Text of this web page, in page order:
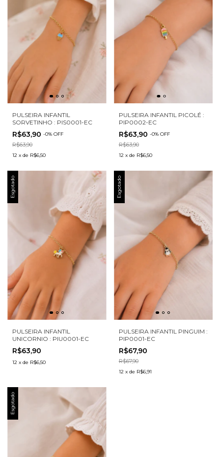
PULSEIRA INFANTIL
SORVETINHO : PIS0001-EC
R$63,90 -0% OFF
R$63,90
12 x de R$6,50
PULSEIRA INFANTIL PICOLÉ :
PIP0002-EC
R$63,90 -0% OFF
R$63,90
12 x de R$6,50
Esgotado
PULSEIRA INFANTIL
UNICORNIO : PIU0001-EC
R$63,90
12 x de R$6,50
Esgotado
PULSEIRA INFANTIL PINGUIM :
PIP0001-EC
R$67,90
R$67,90
12 x de R$6,91
Esgotado